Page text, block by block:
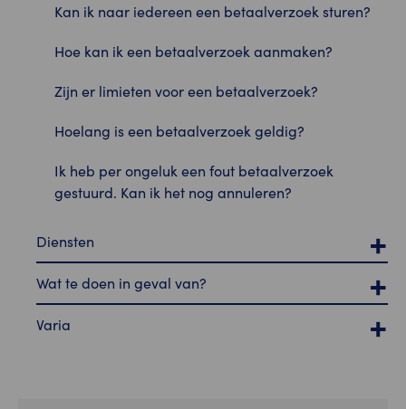
Kan ik naar iedereen een betaalverzoek sturen?
Hoe kan ik een betaalverzoek aanmaken?
Zijn er limieten voor een betaalverzoek?
Hoelang is een betaalverzoek geldig?
Ik heb per ongeluk een fout betaalverzoek
gestuurd. Kan ik het nog annuleren?
Diensten
Wat te doen in geval van?
Varia